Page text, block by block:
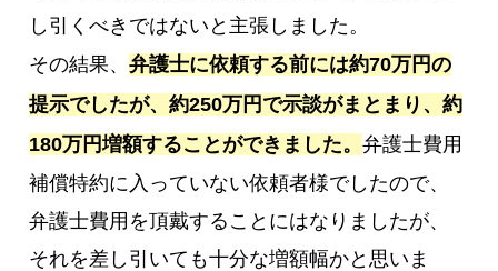
し引くべきではないと主張しました。
その結果、弁護士に依頼する前には約70万円の
提示でしたが、約250万円で示談がまとまり、約
180万円増額することができました。弁護士費用
補償特約に入っていない依頼者様でしたので、
弁護士費用を頂戴することにはなりましたが、
それを差し引いても十分な増額幅かと思いま